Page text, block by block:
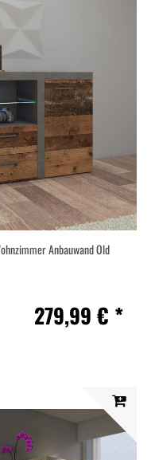
Anbauwand Old
279,99 € *